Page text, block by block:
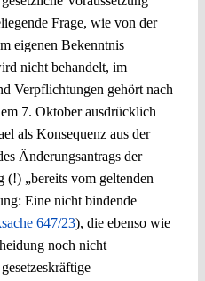
Frage, wie von der
eigenen Bekenntnis
nicht behandelt, im
Verpflichtungen gehört nach
7. Oktober ausdrücklich
als Konsequenz aus der
Änderungsantrags der
(!) „bereits vom geltenden
Eine nicht bindende
647/23), die ebenso wie
noch nicht